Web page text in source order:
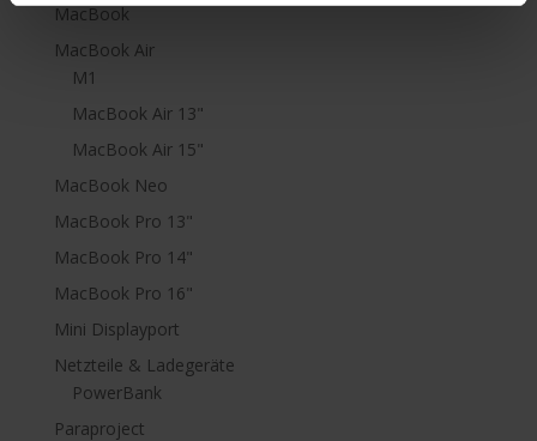
MacBook
MacBook Air
M1
MacBook Air 13"
MacBook Air 15"
MacBook Neo
MacBook Pro 13"
MacBook Pro 14"
MacBook Pro 16"
Mini Displayport
Netzteile & Ladegeräte
PowerBank
Paraproject